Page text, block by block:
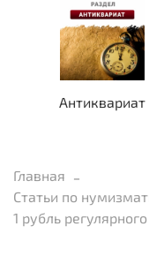
Антиквариат
Главная
Статьи по
1 рубль